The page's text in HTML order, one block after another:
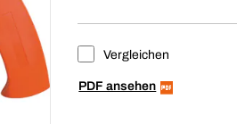
Vergleichen
PDF ansehen